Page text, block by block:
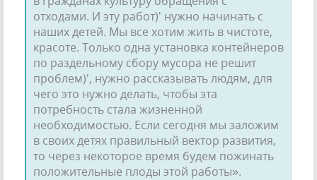
отходами. И эту работ)' нужно на­чинать с
наших детей. Мы все хо­тим жить в чистоте,
красоте. Только одна установка контейнеров
по раз­дельному сбору мусора не решит
проблем)', нужно рассказывать лю­дям, для
чего это нужно делать, что­бы эта
потребность стала жизнен­ной
необходимостью. Если сегодня мы заложим
в своих детях правиль­ный вектор развития,
то через не­которое время будем пожинать
по­ложительные плоды этой работы».